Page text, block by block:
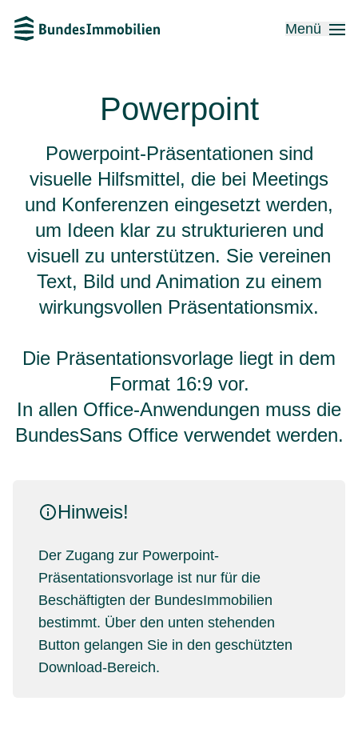
Menü
Powerpoint
Powerpoint-Präsentationen sind
visuelle Hilfsmittel, die bei Meetings
und Konferenzen eingesetzt werden,
um Ideen klar zu strukturieren und
visuell zu unterstützen. Sie vereinen
Text, Bild und Animation zu einem
wirkungsvollen Präsentationsmix.
Die Präsentationsvorlage liegt in dem
Format 16:9 vor.
In allen Office-Anwendungen muss die
BundesSans Office verwendet werden.
Hinweis!
Der Zugang zur Powerpoint-
Präsentationsvorlage ist nur für die
Beschäftigten der BundesImmobilien
bestimmt. Über den unten stehenden
Button gelangen Sie in den geschützten
Download-Bereich.